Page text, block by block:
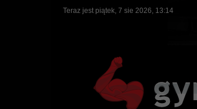
Teraz jest piątek, 7 sie 2026, 13:14